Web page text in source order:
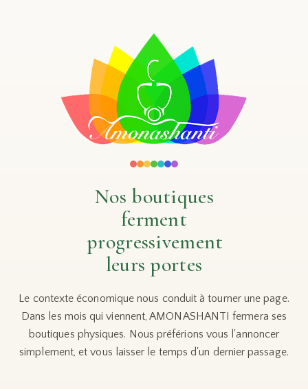
Nos boutiques
ferment
progressivement
leurs portes
Le contexte économique nous conduit à tourner une page.
Dans les mois qui viennent, AMONASHANTI fermera ses
boutiques physiques. Nous préférions vous l'annoncer
simplement, et vous laisser le temps d'un dernier passage.